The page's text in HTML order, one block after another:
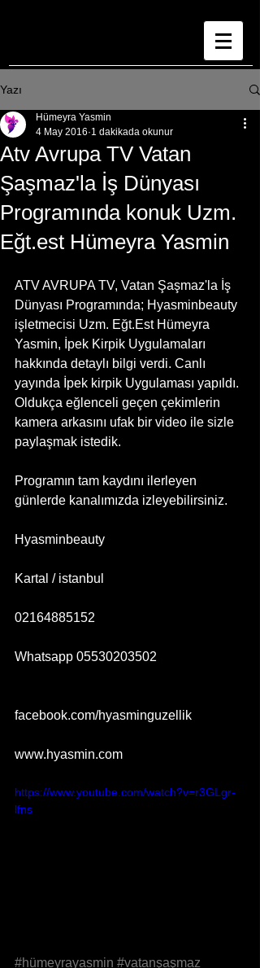
Yazı
Atv Avrupa TV Vatan
Şaşmaz'la İş Dünyası
Programında konuk Uzm.
Eğt.est Hümeyra Yasmin
Hümeyra Yasmin
4 May 2016 1 dakikada okunur
ATV AVRUPA TV, Vatan Şaşmaz'la İş
Dünyası Programında; Hyasminbeauty
işletmecisi Uzm. Eğt.Est Hümeyra
Yasmin, İpek Kirpik Uygulamaları
hakkında detaylı bilgi verdi. Canlı
yayında İpek kirpik Uygulaması yapıldı.
Oldukça eğlenceli geçen çekimlerin
kamera arkasını ufak bir video ile sizle
paylaşmak istedik.
Programın tam kaydını ilerleyen
günlerde kanalımızda izleyebilirsiniz.
Hyasminbeauty
Kartal / istanbul
02164885152
Whatsapp 05530203502
facebook.com/hyasminguzellik
www.hyasmin.com
https://www.youtube.com/watch?v=r3GLgr-
lfns
#hümeyrayasmin #vatanşaşmaz